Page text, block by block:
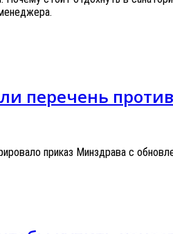
перечень
приказ Минздрава с